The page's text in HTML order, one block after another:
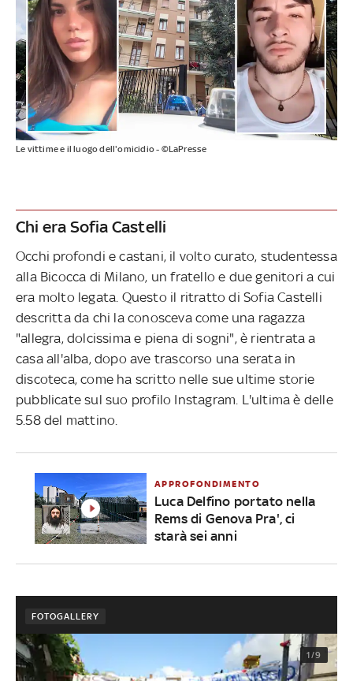
Le vittime e il luogo dell'omicidio - ©LaPresse
Chi era Sofia Castelli
Occhi profondi e castani, il volto curato, studentessa
alla Bicocca di Milano, un fratello e due genitori a cui
era molto legata. Questo il ritratto di Sofia Castelli
descritta da chi la conosceva come una ragazza
"allegra, dolcissima e piena di sogni", è rientrata a
casa all'alba, dopo ave trascorso una serata in
discoteca, come ha scritto nelle sue ultime storie
pubblicate sul suo profilo Instagram. L'ultima è delle
5.58 del mattino.
APPROFONDIMENTO
Luca Delfino portato nella
Rems di Genova Pra', ci
starà sei anni
FOTOGALLERY
1/9